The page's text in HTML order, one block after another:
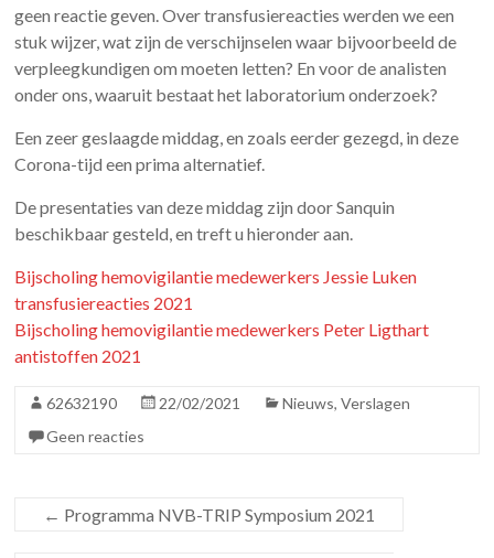
geen reactie geven. Over transfusiereacties werden we een
stuk wijzer, wat zijn de verschijnselen waar bijvoorbeeld de
verpleegkundigen om moeten letten? En voor de analisten
onder ons, waaruit bestaat het laboratorium onderzoek?
Een zeer geslaagde middag, en zoals eerder gezegd, in deze
Corona-tijd een prima alternatief.
De presentaties van deze middag zijn door Sanquin
beschikbaar gesteld, en treft u hieronder aan.
Bijscholing hemovigilantie medewerkers Jessie Luken
transfusiereacties 2021
Bijscholing hemovigilantie medewerkers Peter Ligthart
antistoffen 2021
62632190 22/02/2021 Nieuws,Verslagen
Geen reacties
← Programma NVB-TRIP Symposium 2021